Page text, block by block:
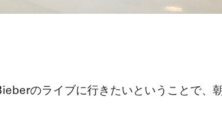
のライブに行きたいということで、